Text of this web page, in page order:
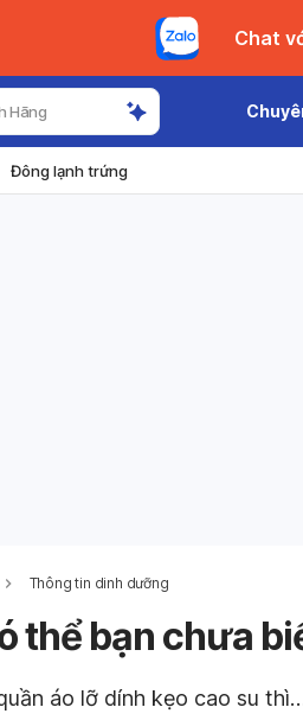
Hãng
Đông lạnh trứng
Thông tin dinh dưỡng
thể bạn chưa
áo lỡ dính kẹo cao su